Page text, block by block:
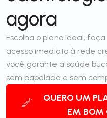
agora
Escolha o plano ideal,
acesso imediato à rede
você garante a saúde
sem papelada e sem
QUERO UM
EM BOM